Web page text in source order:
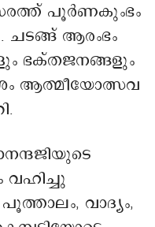
പൂർണകുംഭം
ചടങ്ങ് ആരംഭം
ഭക്തജനങ്ങളും
ആത്മീയോത്സവ
വാദ്യം,